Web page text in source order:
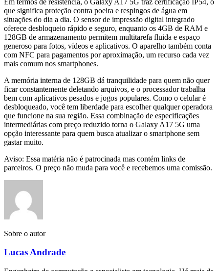
que significa proteção contra poeira e respingos de água em
situações do dia a dia. O sensor de impressão digital integrado
oferece desbloqueio rápido e seguro, enquanto os 4GB de RAM e
128GB de armazenamento permitem multitarefa fluida e espaço
generoso para fotos, vídeos e aplicativos. O aparelho também conta
com NFC para pagamentos por aproximação, um recurso cada vez
mais comum nos smartphones.
A memória interna de 128GB dá tranquilidade para quem não quer
ficar constantemente deletando arquivos, e o processador trabalha
bem com aplicativos pesados e jogos populares. Como o celular é
desbloqueado, você tem liberdade para escolher qualquer operadora
que funcione na sua região. Essa combinação de especificações
intermediárias com preço reduzido torna o Galaxy A17 5G uma
opção interessante para quem busca atualizar o smartphone sem
gastar muito.
Aviso: Essa matéria não é patrocinada mas contém links de
parceiros. O preço não muda para você e recebemos uma comissão.
Sobre o autor
Lucas Andrade